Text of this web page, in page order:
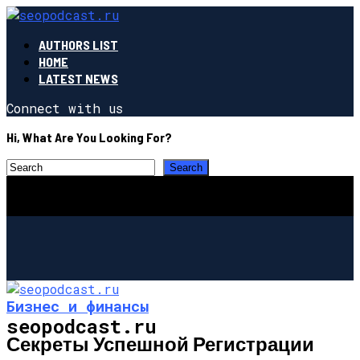
AUTHORS LIST
HOME
LATEST NEWS
Connect with us
Hi, What Are You Looking For?
seopodcast.ru
Бизнес и финансы
Секреты Успешной Регистрации